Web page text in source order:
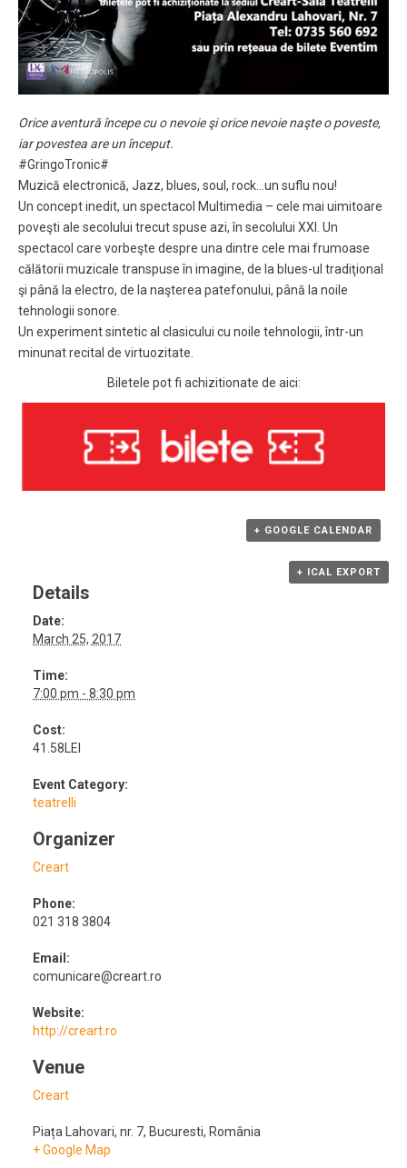
Orice aventură începe cu o nevoie şi orice nevoie naşte o poveste,
iar povestea are un început.
#GringoTronic#
Muzică electronică, Jazz, blues, soul, rock…un suflu nou!
Un concept inedit, un spectacol Multimedia – cele mai uimitoare
poveşti ale secolului trecut spuse azi, în secolului XXI. Un
spectacol care vorbeşte despre una dintre cele mai frumoase
călătorii muzicale transpuse în imagine, de la blues-ul tradiţional
şi până la electro, de la naşterea patefonului, până la noile
tehnologii sonore.
Un experiment sintetic al clasicului cu noile tehnologii, într-un
minunat recital de virtuozitate.
Biletele pot fi achizitionate de aici:
+ GOOGLE CALENDAR
+ ICAL EXPORT
Details
Date:
March 25, 2017
Time:
7:00 pm - 8:30 pm
Cost:
41.58LEI
Event Category:
teatrelli
Organizer
Creart
Phone:
021 318 3804
Email:
comunicare@creart.ro
Website:
http://creart.ro
Venue
Creart
Piața Lahovari, nr. 7, Bucuresti, România
+ Google Map